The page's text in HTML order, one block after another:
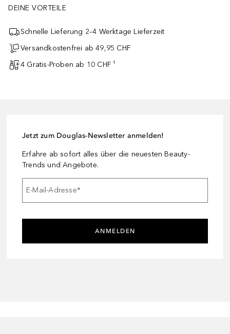
DEINE VORTEILE
Schnelle Lieferung 2–4 Werktage Lieferzeit
Versandkostenfrei ab 49,95 CHF
4 Gratis-Proben ab 10 CHF ¹
Jetzt zum Douglas-Newsletter anmelden!
Erfahre ab sofort alles über die neuesten Beauty-
Trends und Angebote.
E-Mail-Adresse*
ANMELDEN